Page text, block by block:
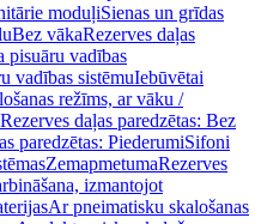
moduļiSienas un grīdas
Bez vākaRezerves daļas
pisuāru vadības
vadības sistēmuIebūvētai
režīms, ar vāku /
Rezerves daļas paredzētas: Bez
paredzētas: PiederumiSifoni
ZemapmetumaRezerves
izmantojot
Ar pneimatisku skalošanas